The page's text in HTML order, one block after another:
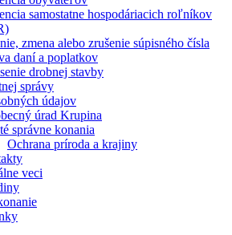
samostatne hospodáriacich roľníkov
zmena alebo zrušenie súpisného čísla
daní a poplatkov
drobnej stavby
správy
údajov
úrad Krupina
správne konania
Ochrana príroda a krajiny
veci